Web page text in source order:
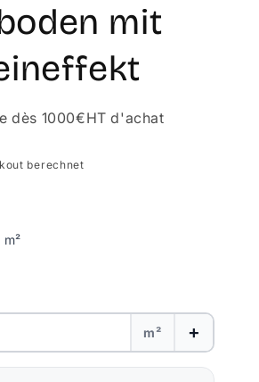
mit
dès 1000€HT d'achat
berechnet
m² +